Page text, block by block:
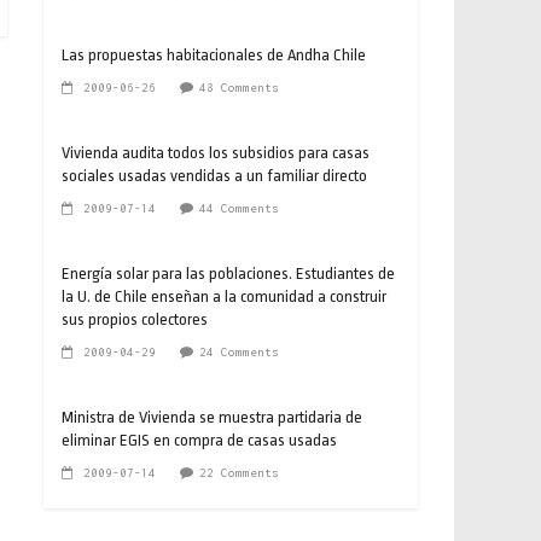
Las propuestas habitacionales de Andha Chile
2009-06-26 48 Comments
Vivienda audita todos los subsidios para casas
sociales usadas vendidas a un familiar directo
2009-07-14 44 Comments
Energía solar para las poblaciones. Estudiantes de
la U. de Chile enseñan a la comunidad a construir
sus propios colectores
2009-04-29 24 Comments
Ministra de Vivienda se muestra partidaria de
eliminar EGIS en compra de casas usadas
2009-07-14 22 Comments